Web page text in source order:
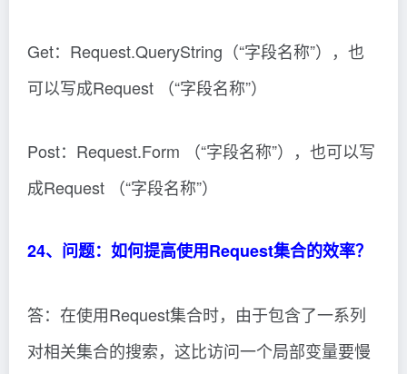
Get：Request.QueryString（“字段名称”），也
可以写成Request （“字段名称”）
Post：Request.Form （“字段名称”），也可以写
成Request （“字段名称”）
24、问题：如何提高使用Request集合的效率？
答：在使用Request集合时，由于包含了一系列
对相关集合的搜索，这比访问一个局部变量要慢